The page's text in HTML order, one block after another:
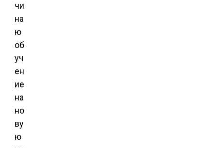
чи
на
ю
об
уч
ен
ие
на
но
ву
ю